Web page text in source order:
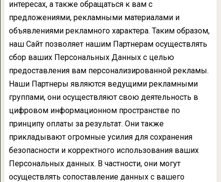
интересах, а также обращаться к вам с
предложениями, рекламными материалами и
объявлениями рекламного характера. Таким образом,
наш Сайт позволяет нашим Партнерам осуществлять
сбор ваших Персональных Данных с целью
предоставления вам персонализированной рекламы.
Наши Партнеры являются ведущими рекламными
группами, они осуществляют свою деятельность в
цифровом информационном пространстве по
принципу оплаты за результат. Они также
прикладывают огромные усилия для сохранения
безопасности и корректного использования ваших
Персональных данных. В частности, они могут
осуществлять сопоставление данных с вашего